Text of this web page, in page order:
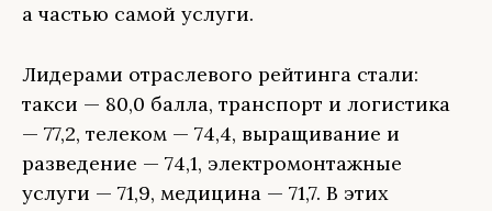
а частью самой услуги.
Лидерами отраслевого рейтинга стали:
такси — 80,0 балла, транспорт и логистика
— 77,2, телеком — 74,4, выращивание и
разведение — 74,1, электромонтажные
услуги — 71,9, медицина — 71,7. В этих